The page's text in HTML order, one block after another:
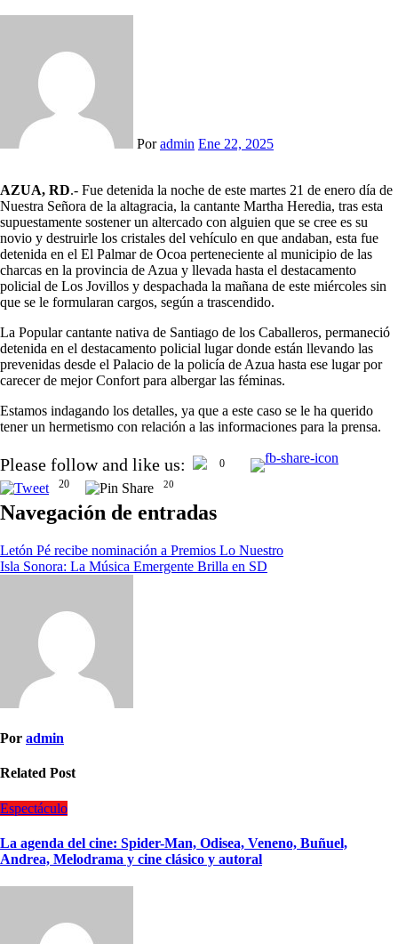
Poradmin Ene 22, 2025
AZUA, RD.- Fue detenida la noche de este martes 21 de enero día de
Nuestra Señora de la altagracia, la cantante Martha Heredia, tras esta
supuestamente sostener un altercado con alguien que se cree es su
novio y destruirle los cristales del vehículo en que andaban, esta fue
detenida en el El Palmar de Ocoa perteneciente al municipio de las
charcas en la provincia de Azua y llevada hasta el destacamento
policial de Los Jovillos y despachada la mañana de este miércoles sin
que se le formularan cargos, según a trascendido.
La Popular cantante nativa de Santiago de los Caballeros, permaneció
detenida en el destacamento policial lugar donde están llevando las
prevenidas desde el Palacio de la policía de Azua hasta ese lugar por
carecer de mejor Confort para albergar las féminas.
Estamos indagando los detalles, ya que a este caso se le ha querido
tener un hermetismo con relación a las informaciones para la prensa.
Please follow and like us:
0
20
20
Navegación de entradas
Letón Pé recibe nominación a Premios Lo Nuestro
Isla Sonora: La Música Emergente Brilla en SD
Por admin
Related Post
Espectáculo
La agenda del cine: Spider-Man, Odisea, Veneno, Buñuel,
Andrea, Melodrama y cine clásico y autoral